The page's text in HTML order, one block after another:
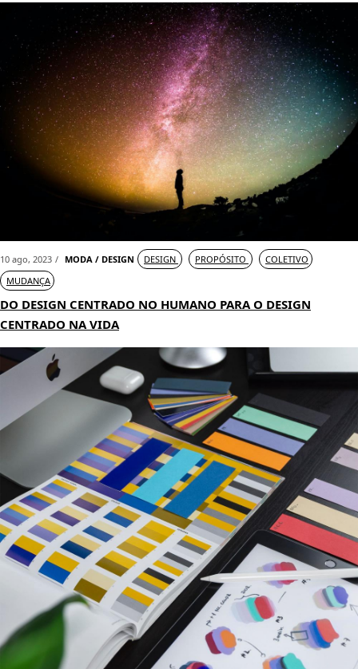
10 ago, 2023 MODA / DESIGN DESIGN PROPÓSITO
COLETIVO
MUDANÇA
DO DESIGN CENTRADO NO HUMANO PARA O DESIGN
CENTRADO NA VIDA